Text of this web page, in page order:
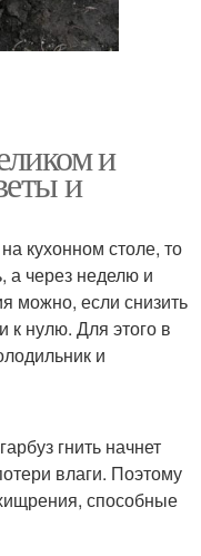
и
и
кухонном столе, то
а через неделю и
можно, если снизить
к нулю. Для этого в
и
гнить начнет
влаги. Поэтому
способные